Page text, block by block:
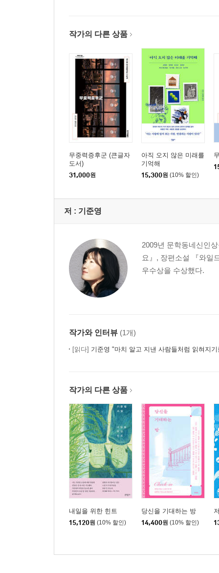
작가의 다른 상품
무중력증후군 (큰글자
도서)
31,000원
아직 오지 않은 미래를
기억해
15,300원 (10% 할인)
저 : 기준영
2009년 문학동네신인
요』, 장편소설 『와일
우수상을 수상했다.
작가와 인터뷰 (1개)
[읽다] 기준영 "마치 알고 지낸 사람들처럼 읽혀지기
작가의 다른 상품
내일을 위한 힌트
15,120원 (10% 할인)
당신을 기대하는 방
14,400원 (10% 할인)